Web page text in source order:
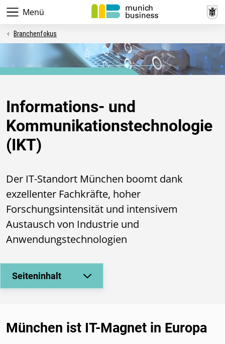
Menü
Branchenfokus
Informations- und
Kommunikationstechnologie
(IKT)
Der IT-Standort München boomt dank
exzellenter Fachkräfte, hoher
Forschungsintensität und intensivem
Austausch von Industrie und
Anwendungstechnologien
Seiteninhalt
München ist IT-Magnet in Europa